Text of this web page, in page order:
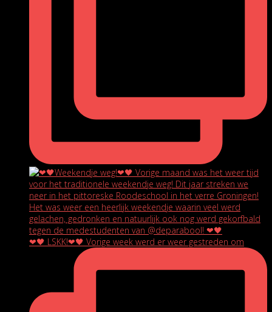
❤🖤 LSKK!❤🖤 Vorige week werd er weer gestreden om